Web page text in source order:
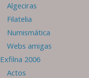
Algeciras
Filatelia
Numismática
Webs amigas
Exfilna 2006
Actos